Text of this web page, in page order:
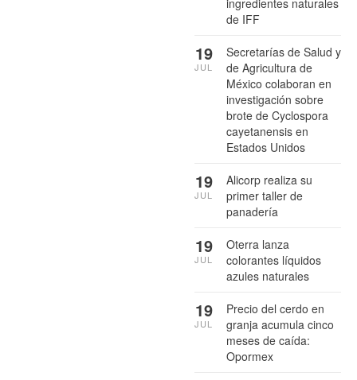
de IFF
Secretarías de Salud y
de Agricultura de
México colaboran en
investigación sobre
brote de Cyclospora
cayetanensis en
Estados Unidos
19
JUL
Alicorp realiza su
primer taller de
panadería
19
JUL
Oterra lanza
colorantes líquidos
azules naturales
19
JUL
Precio del cerdo en
granja acumula cinco
meses de caída:
Opormex
19
JUL